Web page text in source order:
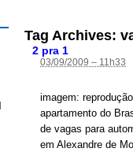
Tag Archives:
2 pra 1
03/09/2009 – 11h33
imagem:
apartamento do
de vagas para
em Alexandre de